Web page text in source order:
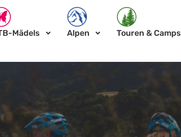
Mädels Alpen Touren & Camps